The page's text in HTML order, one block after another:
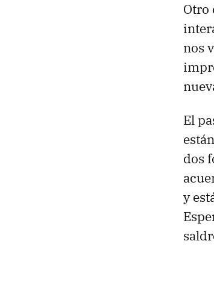
Otro
nos
El
dos
y